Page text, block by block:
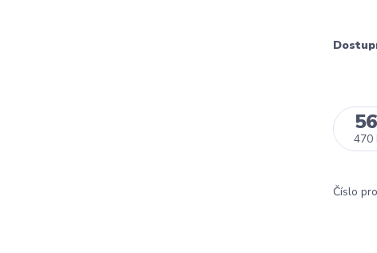
470
Číslo